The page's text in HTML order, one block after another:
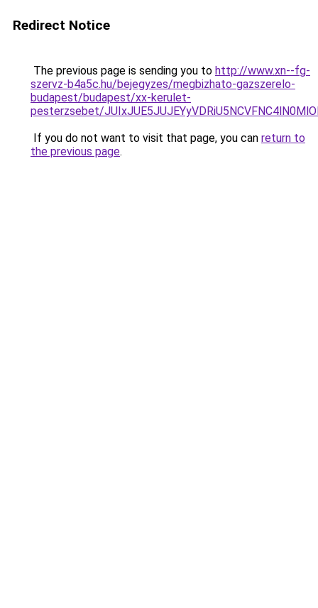
Redirect Notice
The previous page is sending you to http://www.xn--fg-
szervz-b4a5c.hu/bejegyzes/megbizhato-gazszerelo-
budapest/budapest/xx-kerulet-
pesterzsebet/
If you do not want to visit that page, you can return to
the previous page.